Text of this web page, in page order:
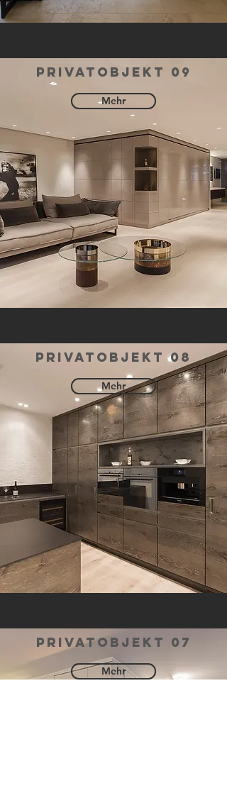
privatobjekt 09
Mehr
privatobjekt 08
Mehr
privatobjekt 07
Mehr